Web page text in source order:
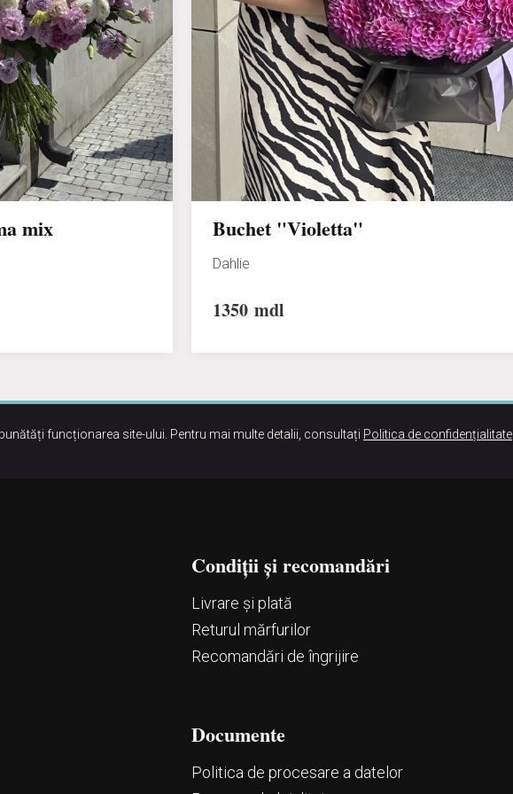
mix Buchet "Violetta"
Dahlie
1350 mdl
funcționarea site-ului. Pentru mai multe detalii, consultați Politica de confidențialitate
Condiții și recomandări
Livrare și plată
Returul mărfurilor
Recomandări de îngrijire
Documente
Politica de procesare a datelor